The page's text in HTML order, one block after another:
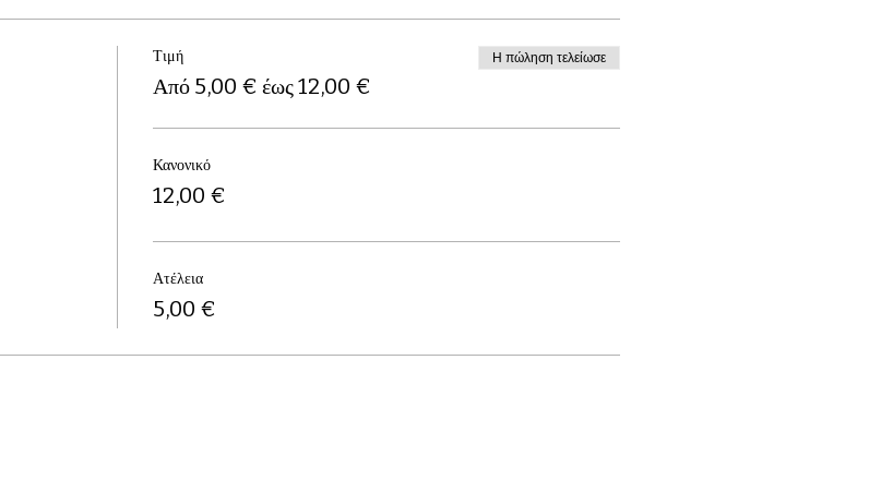
Τιμή
Από 5,00 € έως 12,00 €
Η πώληση τελείωσε
Κανονικό
12,00 €
Ατέλεια
5,00 €